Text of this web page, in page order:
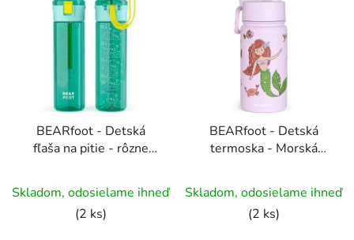
k
BEARfoot - Detská
fľaša na pitie - rôzne
Skladom, odosielame ihneď
(2 ks)
BEARfoot - Detská
termoska - Morská
Skladom, odosielame ihneď
(2 ks)